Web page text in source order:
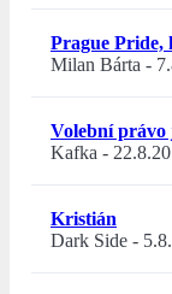
Prague Pride,
Milan Bárta -
Volební právo
Kafka -
Kristián
Dark Side -